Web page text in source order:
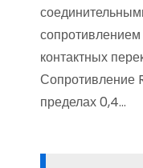
контактных
Сопротивление
пределах 0,4…